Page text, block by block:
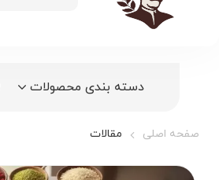
دسته بندی محصولات
صفحه اصلی مقالات